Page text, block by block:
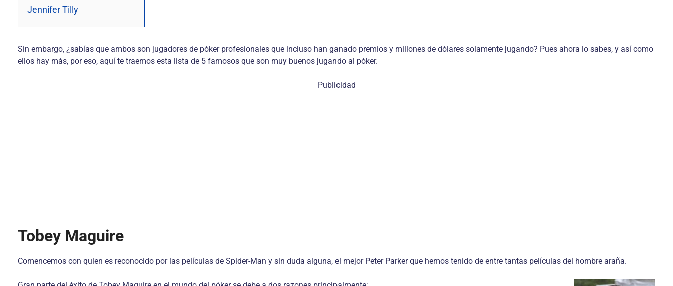
Jennifer Tilly
Sin embargo, ¿sabías que ambos son jugadores de póker profesionales que incluso han ganado premios y millones de dólares solamente jugando? Pues ahora lo sabes, y así como
ellos hay más, por eso, aquí te traemos esta lista de 5 famosos que son muy buenos jugando al póker.
Publicidad
Tobey Maguire
Comencemos con quien es reconocido por las películas de Spider-Man y sin duda alguna, el mejor Peter Parker que hemos tenido de entre tantas películas del hombre araña.